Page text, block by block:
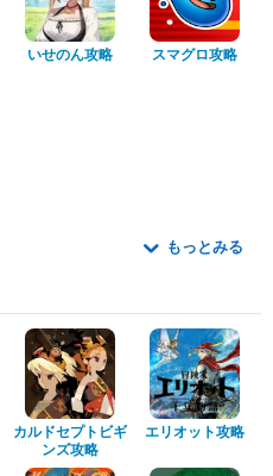
いせのん攻略 スマグロ攻略
もっとみる
カルドセプトビギ
ンズ攻略
エリオット攻略